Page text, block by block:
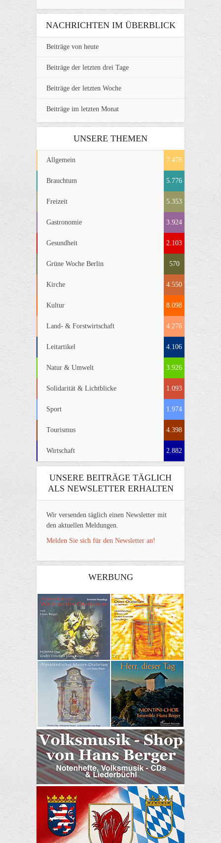
NACHRICHTEN IM ÜBERBLICK
Beiträge von heute
Beiträge der letzten drei Tage
Beiträge der letzten Woche
Beiträge im letzten Monat
UNSERE THEMEN
Allgemein 7.478
Brauchtum 5.776
Freizeit 5.353
Gastronomie 3.924
Gesundheit 2.103
Grüne Woche Berlin 570
Kirche 4.550
Kultur 8.098
Land- & Forstwirtschaft 4.276
Leitartikel 4.106
Natur & Umwelt 3.926
Solidarität & Lichtblicke 1.093
Sport 1.974
Tourismus 4.398
Wirtschaft 2.882
UNSERE BEITRÄGE TÄGLICH
ALS NEWSLETTER ERHALTEN
Wir versenden täglich einen Newsletter mit
den aktuellen Meldungen.
Melden Sie sich für den Newsletter an!
WERBUNG